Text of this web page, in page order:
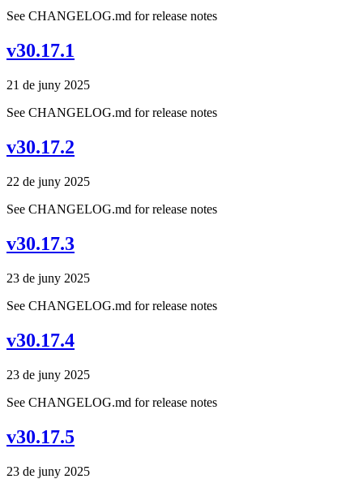
See CHANGELOG.md for release notes
v30.17.1
21 de juny 2025
See CHANGELOG.md for release notes
v30.17.2
22 de juny 2025
See CHANGELOG.md for release notes
v30.17.3
23 de juny 2025
See CHANGELOG.md for release notes
v30.17.4
23 de juny 2025
See CHANGELOG.md for release notes
v30.17.5
23 de juny 2025